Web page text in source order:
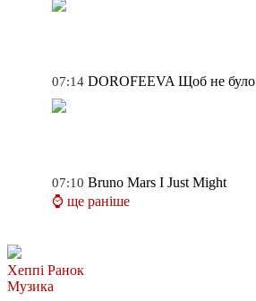
07:14 DOROFEEVA Щоб не було
07:10 Bruno Mars I Just Might
⌚ ще раніше
Хеппі Ранок
Музика